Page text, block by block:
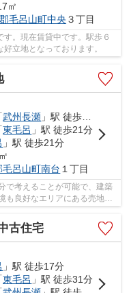
㎡
毛呂山町中央 ３丁目
。現在賃貸中です。駅歩６
立地となっております。
武州長瀬 」駅 徒歩6分
東毛呂 」駅 徒歩21分
」駅 徒歩21分
毛呂山町南台 １丁目
で考えることが可能で、建築
も良好なエリアにある売地で
古住宅
」駅 徒歩17分
東毛呂 」駅 徒歩31分